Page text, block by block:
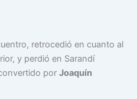
retrocedió en cuanto al
y perdió en Sarandí
porJoaquín